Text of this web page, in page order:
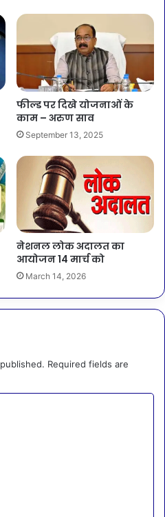
फील्ड पर दिखे योजनाओं के
काम – अरुण साव
September 13, 2025
नेशनल लोक अदालत का
आयोजन 14 मार्च को
March 14, 2026
Required fields are